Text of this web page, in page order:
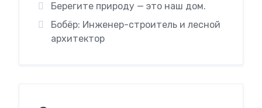
Берегите природу — это наш дом.
Бобёр: Инженер-строитель и лесной
архитектор